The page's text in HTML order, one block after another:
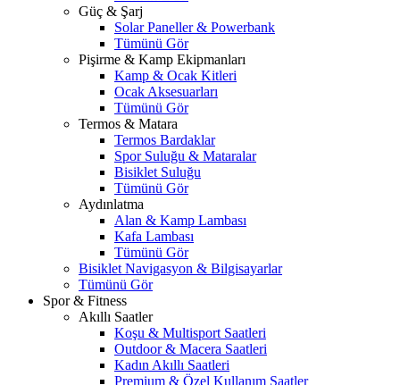
Güç & Şarj
Solar Paneller & Powerbank
Tümünü Gör
Pişirme & Kamp Ekipmanları
Kamp & Ocak Kitleri
Ocak Aksesuarları
Tümünü Gör
Termos & Matara
Termos Bardaklar
Spor Suluğu & Mataralar
Bisiklet Suluğu
Tümünü Gör
Aydınlatma
Alan & Kamp Lambası
Kafa Lambası
Tümünü Gör
Bisiklet Navigasyon & Bilgisayarlar
Tümünü Gör
Spor & Fitness
Akıllı Saatler
Koşu & Multisport Saatleri
Outdoor & Macera Saatleri
Kadın Akıllı Saatleri
Premium & Özel Kullanım Saatler